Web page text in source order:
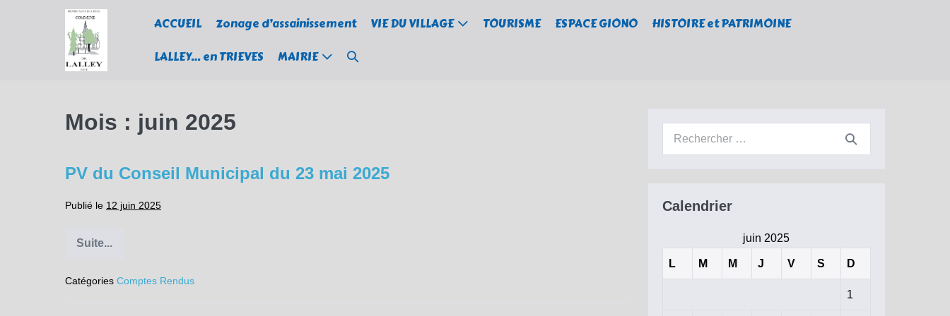
ACCUEIL Zonage d’assainissement VIE DU VILLAGE TOURISME ESPACE GIONO
HISTOIRE et PATRIMOINE
LALLEY… en TRIEVES
MAIRIE
Basculer
Mois : juin 2025
PV du Conseil Municipal du 23 mai 2025
Publié le 12 juin 2025
Suite...
PV
Municipal
Catégories Comptes Rendus
Recherche
Calendrier
juin 2025
L M M J V S D
1